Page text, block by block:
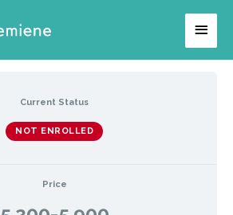
Current Status
NOT ENROLLED
Price